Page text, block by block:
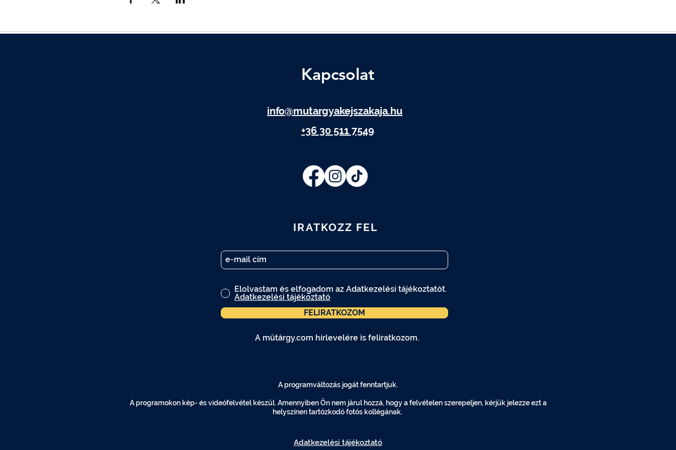
Kapcsolat
info@mutargyakejszakaja.hu
+36 30 511 7549
IRATKOZZ FEL
Elolvastam és elfogadom az Adatkezelési tájékoztatót.
Adatkezelési tájékoztató
FELIRATKOZOM
A műtárgy.com hírlevelére is feliratkozom.
A műtárgy.com hírlevelére is feliratkozom.
A programváltozás jogát fenntartjuk.
A programokon kép- és videófelvétel készül. Amennyiben Ön nem járul hozzá, hogy a felvételen szerepeljen, kérjük jelezze ezt a
helyszínen tartózkodó fotós kollégának.
Adatkezelési tájékoztató